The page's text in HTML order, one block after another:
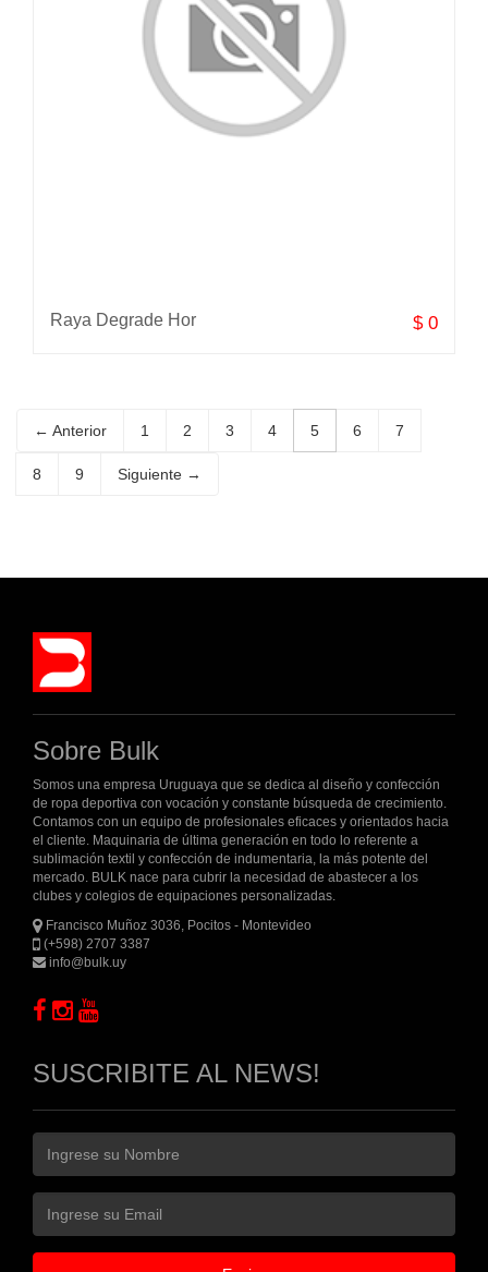
Raya Degrade Hor $ 0
← Anterior 1 2 3 4 5 6 7
8 9 Siguiente →
Sobre Bulk
Somos una empresa Uruguaya que se dedica al diseño y confección
de ropa deportiva con vocación y constante búsqueda de crecimiento.
Contamos con un equipo de profesionales eficaces y orientados hacia
el cliente. Maquinaria de última generación en todo lo referente a
sublimación textil y confección de indumentaria, la más potente del
mercado. BULK nace para cubrir la necesidad de abastecer a los
clubes y colegios de equipaciones personalizadas.
Francisco Muñoz 3036, Pocitos - Montevideo
(+598) 2707 3387
info@bulk.uy
SUSCRIBITE AL NEWS!